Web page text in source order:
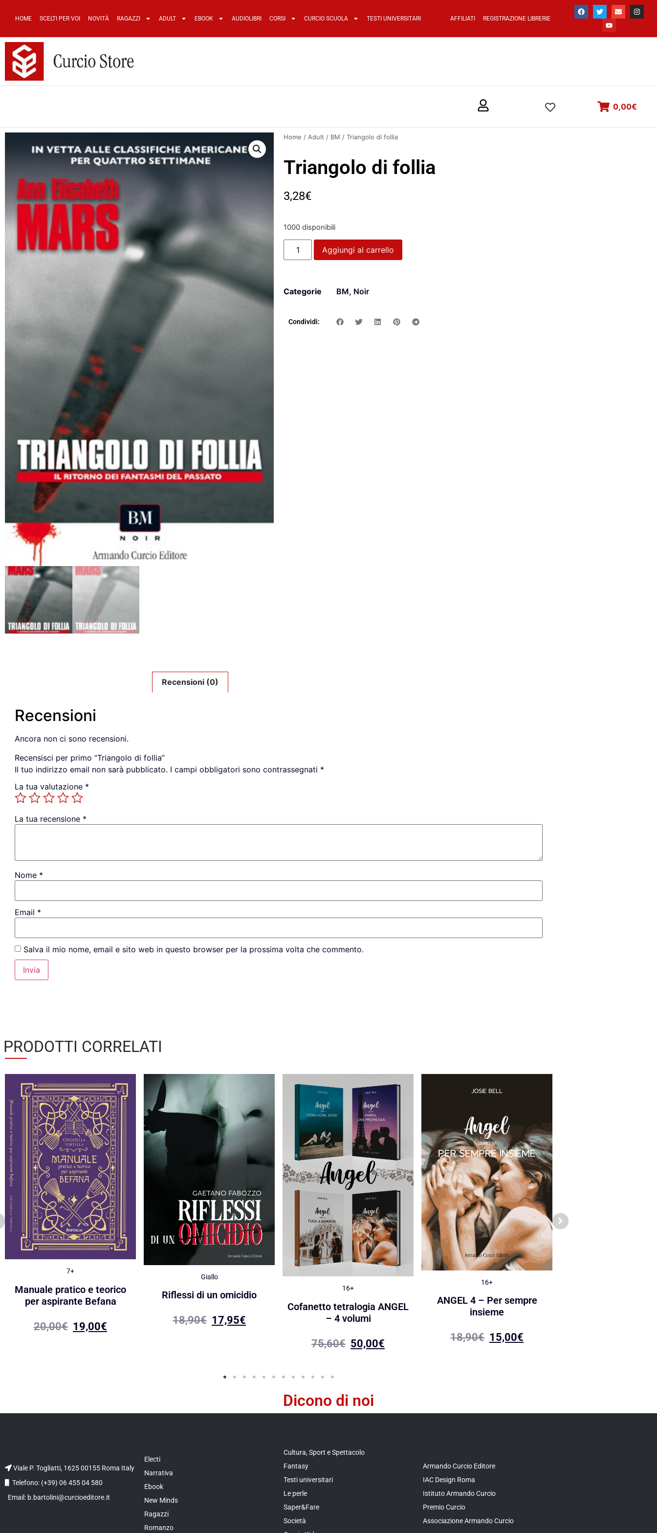
HOME SCELTI PER VOI NOVITÀ RAGAZZI ADULT EBOOK AUDIOLIBRI CORSI CURCIO SCUOLA TESTI UNIVERSITARI AFFILIATI REGISTRAZIONE LIBRERIE
0,00€
Home / Adult / BM / Triangolo di follia
Triangolo di follia
3,28€
1000 disponibili
Aggiungi al carrello
Categorie BM, Noir
Condividi:
Recensioni (0)
Recensioni
Ancora non ci sono recensioni.
Recensisci per primo “Triangolo di follia”
Il tuo indirizzo email non sarà pubblicato. I campi obbligatori sono contrassegnati *
La tua valutazione *
La tua recensione *
Nome *
Email *
Salva il mio nome, email e sito web in questo browser per la prossima volta che commento.
PRODOTTI CORRELATI
7+
Manuale pratico e teorico
per aspirante Befana
20,00€ 19,00€
Giallo
Riflessi di un omicidio
18,90€ 17,95€
16+
Cofanetto tetralogia ANGEL
– 4 volumi
75,60€ 50,00€
16+
ANGEL 4 – Per sempre
insieme
18,90€ 15,00€
Dicono di noi
Viale P. Togliatti, 1625 00155 Roma Italy
Telefono: (+39) 06 455 04 580
Email: b.bartolini@curcioeditore.it
Electi
Narrativa
Ebook
New Minds
Ragazzi
Romanzo
Cultura, Sport e Spettacolo
Fantasy
Testi universitari
Le perle
Saper&Fare
Società
Armando Curcio Editore
IAC Design Roma
Istituto Armando Curcio
Premio Curcio
Associazione Armando Curcio